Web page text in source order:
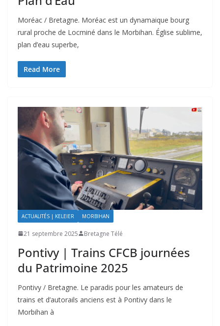
Moréac / Bretagne. Moréac est un dynamaique bourg
rural proche de Locminé dans le Morbihan. Église sublime,
plan d’eau superbe,
Read More
ACTUALITÉS | KELEIER MORBIHAN
21 septembre 2025 Bretagne Télé
Pontivy | Trains CFCB journées
du Patrimoine 2025
Pontivy / Bretagne. Le paradis pour les amateurs de
trains et d’autorails anciens est à Pontivy dans le
Morbihan à